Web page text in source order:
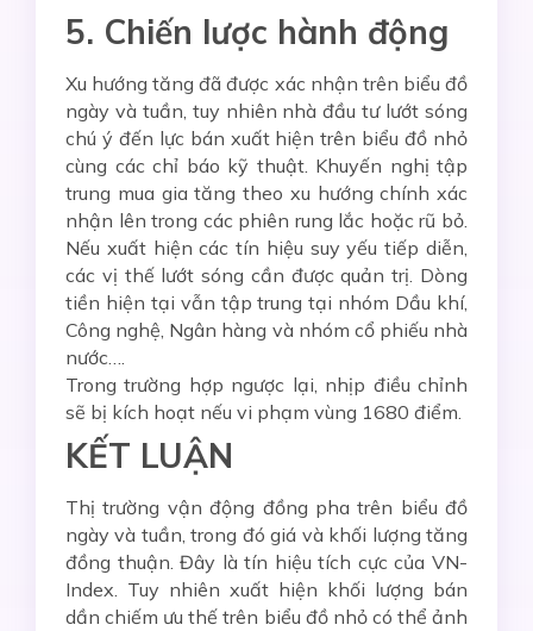
5. Chiến lược hành động
Xu hướng tăng đã được xác nhận trên biểu đồ
ngày và tuần, tuy nhiên nhà đầu tư lướt sóng
chú ý đến lực bán xuất hiện trên biểu đồ nhỏ
cùng các chỉ báo kỹ thuật. Khuyến nghị tập
trung mua gia tăng theo xu hướng chính xác
nhận lên trong các phiên rung lắc hoặc rũ bỏ.
Nếu xuất hiện các tín hiệu suy yếu tiếp diễn,
các vị thế lướt sóng cần được quản trị. Dòng
tiền hiện tại vẫn tập trung tại nhóm Dầu khí,
Công nghệ, Ngân hàng và nhóm cổ phiếu nhà
nước….
Trong trường hợp ngược lại, nhịp điều chỉnh
sẽ bị kích hoạt nếu vi phạm vùng 1680 điểm.
KẾT LUẬN
Thị trường vận động đồng pha trên biểu đồ
ngày và tuần, trong đó giá và khối lượng tăng
đồng thuận. Đây là tín hiệu tích cực của VN-
Index. Tuy nhiên xuất hiện khối lượng bán
dần chiếm ưu thế trên biểu đồ nhỏ có thể ảnh